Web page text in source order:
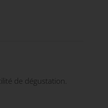
de dégustation.